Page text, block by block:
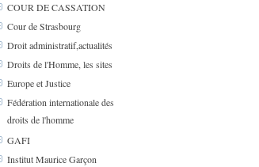
COUR DE CASSATION
Cour de Strasbourg
Droit administratif,actualités
Droits de l'Homme, les sites
Europe et Justice
Fédération internationale des
droits de l'homme
GAFI
Institut Maurice Garçon